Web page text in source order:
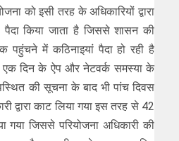
को इसी तरह के अधिकारियों द्वारा
किया जाता है जिससे शासन की
में कठिनाइयां पैदा हो रही है
एक दिन के ऐप और नेटवर्क समस्या के
की सूचना के बाद भी पांच दिवस
द्वारा काट लिया गया इस तरह से 42
गया जिससे परियोजना अधिकारी की